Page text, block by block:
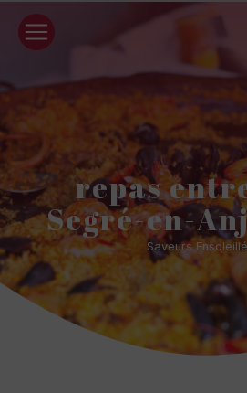
repas
Segré-en-
Saveurs
Panneau de gestion des cookies